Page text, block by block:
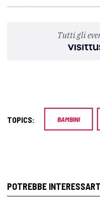
Tutti gli
TOPICS: BAMBINI
POTREBBE